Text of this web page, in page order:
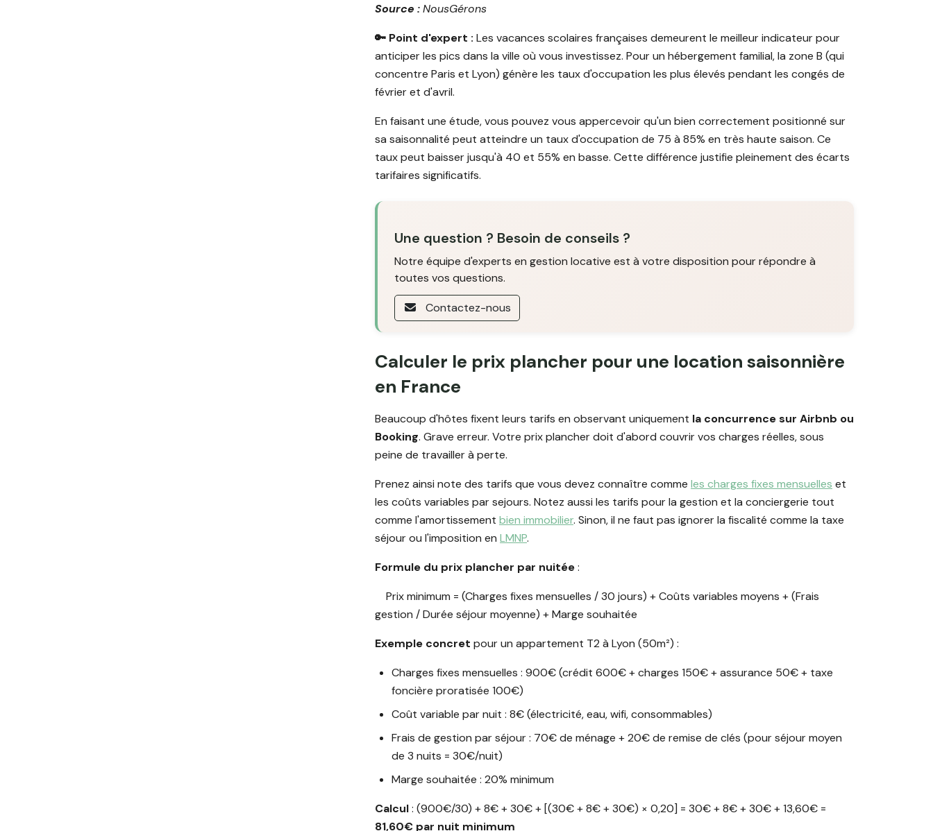
Source :NousGérons
🔑 Point d'expert : Les vacances scolaires françaises demeurent le meilleur indicateur pour
anticiper les pics dans la ville où vous investissez. Pour un hébergement familial, la zone B (qui
concentre Paris et Lyon) génère les taux d'occupation les plus élevés pendant les congés de
février et d'avril.
En faisant une étude, vous pouvez vous appercevoir qu'un bien correctement positionné sur
sa saisonnalité peut atteindre un taux d'occupation de 75 à 85% en très haute saison. Ce
taux peut baisser jusqu'à 40 et 55% en basse. Cette différence justifie pleinement des écarts
tarifaires significatifs.
Une question ? Besoin de conseils ?
Notre équipe d'experts en gestion locative est à votre disposition pour répondre à
toutes vos questions.
Contactez-nous
Calculer le prix plancher pour une location saisonnière
en France
Beaucoup d'hôtes fixent leurs tarifs en observant uniquement la concurrence sur Airbnb ou
Booking. Grave erreur. Votre prix plancher doit d'abord couvrir vos charges réelles, sous
peine de travailler à perte.
Prenez ainsi note des tarifs que vous devez connaître comme les charges fixes mensuelles et
les coûts variables par sejours. Notez aussi les tarifs pour la gestion et la conciergerie tout
comme l'amortissement bien immobilier. Sinon, il ne faut pas ignorer la fiscalité comme la taxe
séjour ou l'imposition en LMNP.
Formule du prix plancher par nuitée:
Prix minimum = (Charges fixes mensuelles / 30 jours) + Coûts variables moyens + (Frais
gestion / Durée séjour moyenne) + Marge souhaitée
Exemple concret pour un appartement T2 à Lyon (50m²) :
Charges fixes mensuelles : 900€ (crédit 600€ + charges 150€ + assurance 50€ + taxe
foncière proratisée 100€)
Coût variable par nuit : 8€ (électricité, eau, wifi, consommables)
Frais de gestion par séjour : 70€ de ménage + 20€ de remise de clés (pour séjour moyen
de 3 nuits = 30€/nuit)
Marge souhaitée : 20% minimum
Calcul: (900€/30) + 8€ + 30€ + [(30€ + 8€ + 30€) × 0,20] = 30€ + 8€ + 30€ + 13,60€ =
81,60€ par nuit minimum